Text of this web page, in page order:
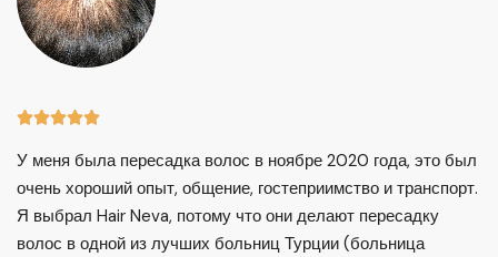

У меня была пересадка волос в ноябре 2020 года, это был
очень хороший опыт, общение, гостеприимство и транспорт.
Я выбрал Hair Neva, потому что они делают пересадку
волос в одной из лучших больниц Турции (больница